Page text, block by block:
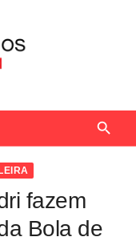
fazem
Bola de